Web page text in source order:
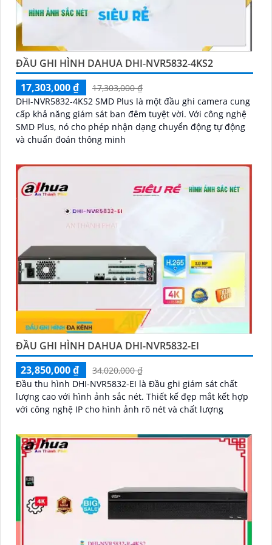
ĐẦU GHI HÌNH DAHUA DHI-NVR5832-4KS2
17,303,000 ₫
17,303,000 ₫
DHI-NVR5832-4KS2 SMD Plus là một đầu ghi camera cung
cấp khả năng giám sát ban đêm tuyệt vời. Với công nghệ
SMD Plus, nó cho phép nhận dạng chuyển động tự động
và chuẩn đoán thông minh
ĐẦU GHI HÌNH DAHUA DHI-NVR5832-EI
23,850,000 ₫
34,020,000 ₫
Đầu thu hình DHI-NVR5832-EI là Đầu ghi giám sát chất
lượng cao với hình ảnh sắc nét. Thiết kế đẹp mắt kết hợp
với công nghệ IP cho hình ảnh rõ nét và chất lượng